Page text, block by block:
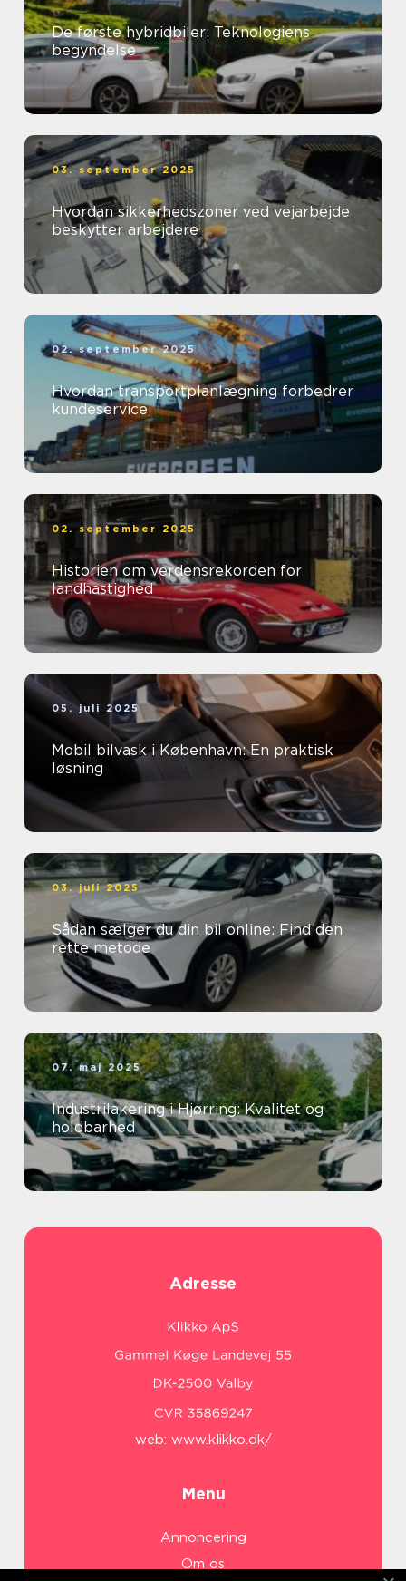
De første hybridbiler: Teknologiens
begyndelse
03. september 2025
Hvordan sikkerhedszoner ved vejarbejde
beskytter arbejdere
02. september 2025
Hvordan transportplanlægning forbedrer
kundeservice
02. september 2025
Historien om verdensrekorden for
landhastighed
05. juli 2025
Mobil bilvask i København: En praktisk
løsning
03. juli 2025
Sådan sælger du din bil online: Find den
rette metode
07. maj 2025
Industrilakering i Hjørring: Kvalitet og
holdbarhed
Adresse
web: www.klikko.dk/
Menu
Annoncering
Om os